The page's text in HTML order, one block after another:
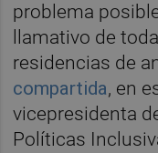
problema
llamativo de
residencias de
compartida, en
vicepresidenta
Políticas